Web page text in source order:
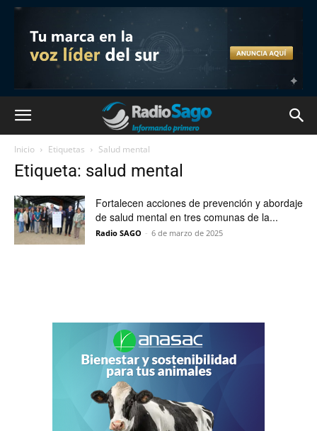
Inicio Etiquetas Salud mental
Etiqueta: salud mental
Fortalecen acciones de prevención y abordaje
de salud mental en tres comunas de la...
Radio SAGO - 6 de marzo de 2025